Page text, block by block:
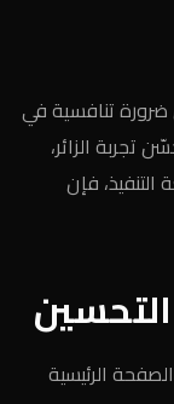
ضرورة تنافسية في
الزائر،
فإن
الرئيسية